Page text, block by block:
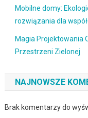
Mobilne domy:
rozwiązania dla
Magia Projektowania
Przestrzeni Zielonej
NAJNOWSZE
Brak komentarzy do